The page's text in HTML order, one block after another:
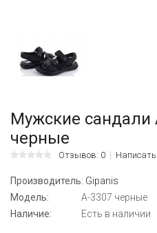
Мужские сандали
черные
Отзывов: 0
Производитель: Gipanis
Модель:
А-3307 черные
Наличие:
Есть в наличии